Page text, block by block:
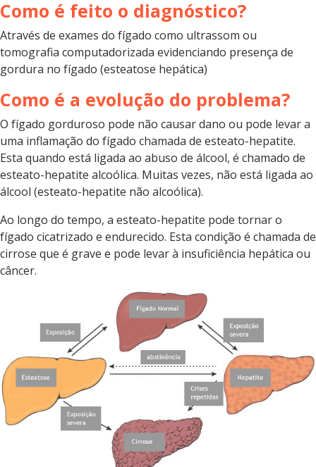
Como é feito o diagnóstico?
Através de exames do fígado como ultrassom ou
tomografia computadorizada evidenciando presença de
gordura no fígado (esteatose hepática)
Como é a evolução do problema?
O fígado gorduroso pode não causar dano ou pode levar a
uma inflamação do fígado chamada de esteato-hepatite.
Esta quando está ligada ao abuso de álcool, é chamado de
esteato-hepatite alcoólica. Muitas vezes, não está ligada ao
álcool (esteato-hepatite não alcoólica).
Ao longo do tempo, a esteato-hepatite pode tornar o
fígado cicatrizado e endurecido. Esta condição é chamada de
cirrose que é grave e pode levar à insuficiência hepática ou
câncer.